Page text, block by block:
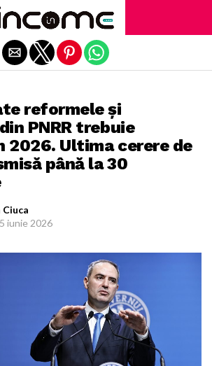
reformele și
PNRR trebuie
2026. Ultima cerere de
până la 30
Ciuca
5 iunie 2026
Exit mobile version